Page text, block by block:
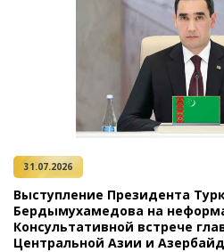
31.07.2026
Выступление Президента
Бердымухамедова на
Консультативной встрече
Центральной Азии и